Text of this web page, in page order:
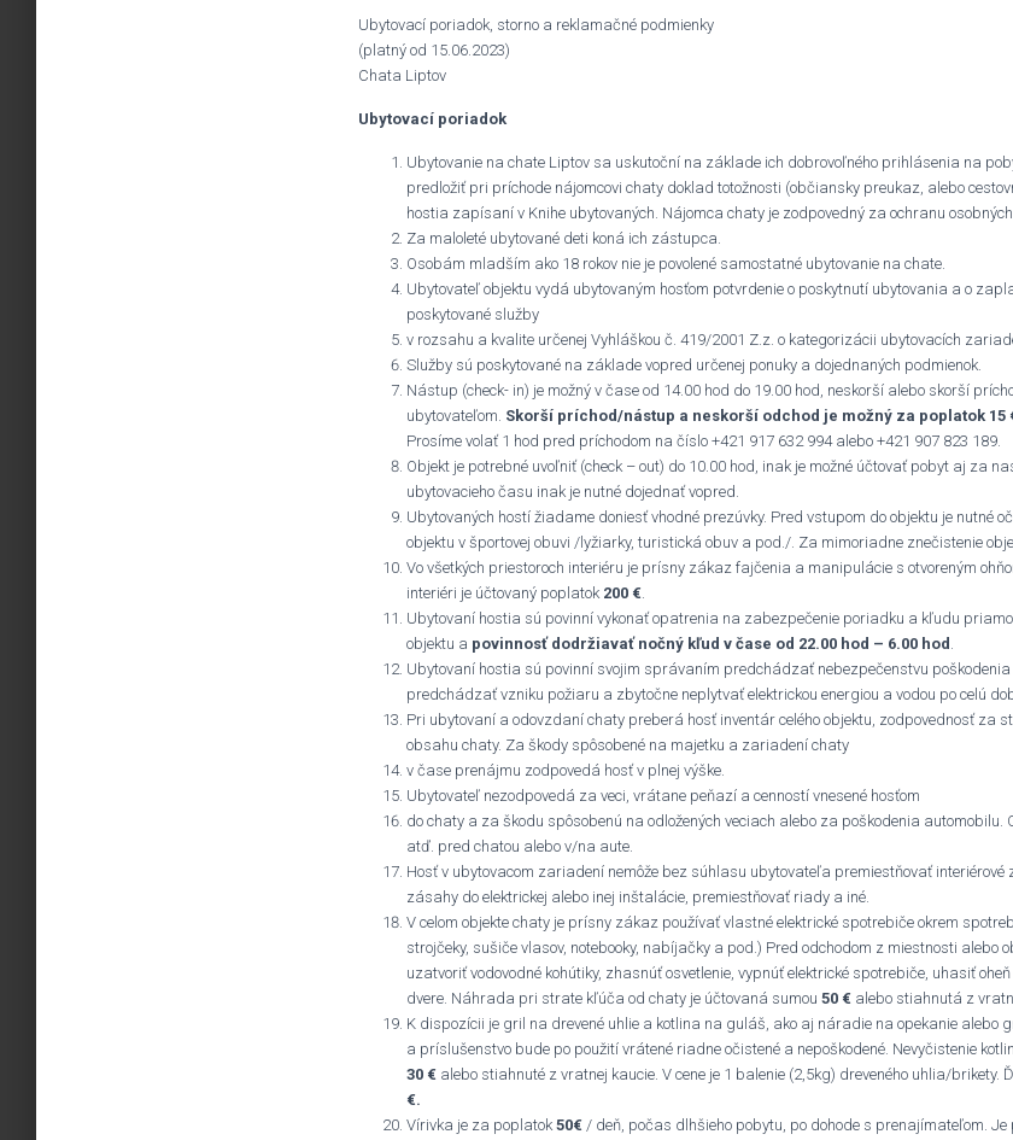
Ubytovací poriadok, storno a reklamačné podmienky
(platný od 15.06.2023)
Chata Liptov
Ubytovací poriadok
Ubytovanie na chate Liptov sa uskutoční na základe ich dobrovoľného prihlásenia na
predložiť pri príchode nájomcovi chaty doklad totožnosti (občiansky preukaz, alebo
hostia zapísaní v Knihe ubytovaných. Nájomca chaty je zodpovedný za ochranu
Za maloleté ubytované deti koná ich zástupca.
Osobám mladším ako 18 rokov nie je povolené samostatné ubytovanie na chate.
Ubytovateľ objektu vydá ubytovaným hosťom potvrdenie o poskytnutí ubytovania a o
poskytované služby
v rozsahu a kvalite určenej Vyhláškou č. 419/2001 Z.z. o kategorizácii ubytovacích
Služby sú poskytované na základe vopred určenej ponuky a dojednaných podmienok.
Nástup (check- in) je možný v čase od 14.00 hod do 19.00 hod, neskorší alebo skorší
ubytovateľom. Skorší príchod/nástup a neskorší odchod je možný za poplatok
Prosíme volať 1 hod pred príchodom na číslo +421 917 632 994 alebo +421 907 823 189.
Objekt je potrebné uvoľniť (check – out) do 10.00 hod, inak je možné účtovať pobyt aj za
ubytovacieho času inak je nutné dojednať vopred.
Ubytovaných hostí žiadame doniesť vhodné prezúvky. Pred vstupom do objektu je nutné
objektu v športovej obuvi /lyžiarky, turistická obuv a pod./. Za mimoriadne znečistenie
Vo všetkých priestoroch interiéru je prísny zákaz fajčenia a manipulácie s otvoreným
interiéri je účtovaný poplatok 200 €.
Ubytovaní hostia sú povinní vykonať opatrenia na zabezpečenie poriadku a kľudu
objektu a povinnosť dodržiavať nočný kľud v čase od 22.00 hod – 6.00 hod .
Ubytovaní hostia sú povinní svojim správaním predchádzať nebezpečenstvu poškodenia
predchádzať vzniku požiaru a zbytočne neplytvať elektrickou energiou a vodou po celú
Pri ubytovaní a odovzdaní chaty preberá hosť inventár celého objektu, zodpovednosť za
obsahu chaty. Za škody spôsobené na majetku a zariadení chaty
v čase prenájmu zodpovedá hosť v plnej výške.
Ubytovateľ nezodpovedá za veci, vrátane peňazí a cenností vnesené hosťom
do chaty a za škodu spôsobenú na odložených veciach alebo za poškodenia automobilu.
atď. pred chatou alebo v/na aute.
Hosť v ubytovacom zariadení nemôže bez súhlasu ubytovateľa premiestňovať
zásahy do elektrickej alebo inej inštalácie, premiestňovať riady a iné.
V celom objekte chaty je prísny zákaz používať vlastné elektrické spotrebiče okrem
strojčeky, sušiče vlasov, notebooky, nabíjačky a pod.) Pred odchodom z miestnosti alebo
uzatvoriť vodovodné kohútiky, zhasnúť osvetlenie, vypnúť elektrické spotrebiče, uhasiť
dvere. Náhrada pri strate kľúča od chaty je účtovaná sumou 50 € alebo stiahnutá z
K dispozícii je gril na drevené uhlie a kotlina na guláš, ako aj náradie na opekanie alebo
a príslušenstvo bude po použití vrátené riadne očistené a nepoškodené. Nevyčistenie
30 € alebo stiahnuté z vratnej kaucie. V cene je 1 balenie (2,5kg) dreveného uhlia/brikety.
€.
Vírivka je za poplatok50€ / deň, počas dlhšieho pobytu, po dohode s prenajímateľom.